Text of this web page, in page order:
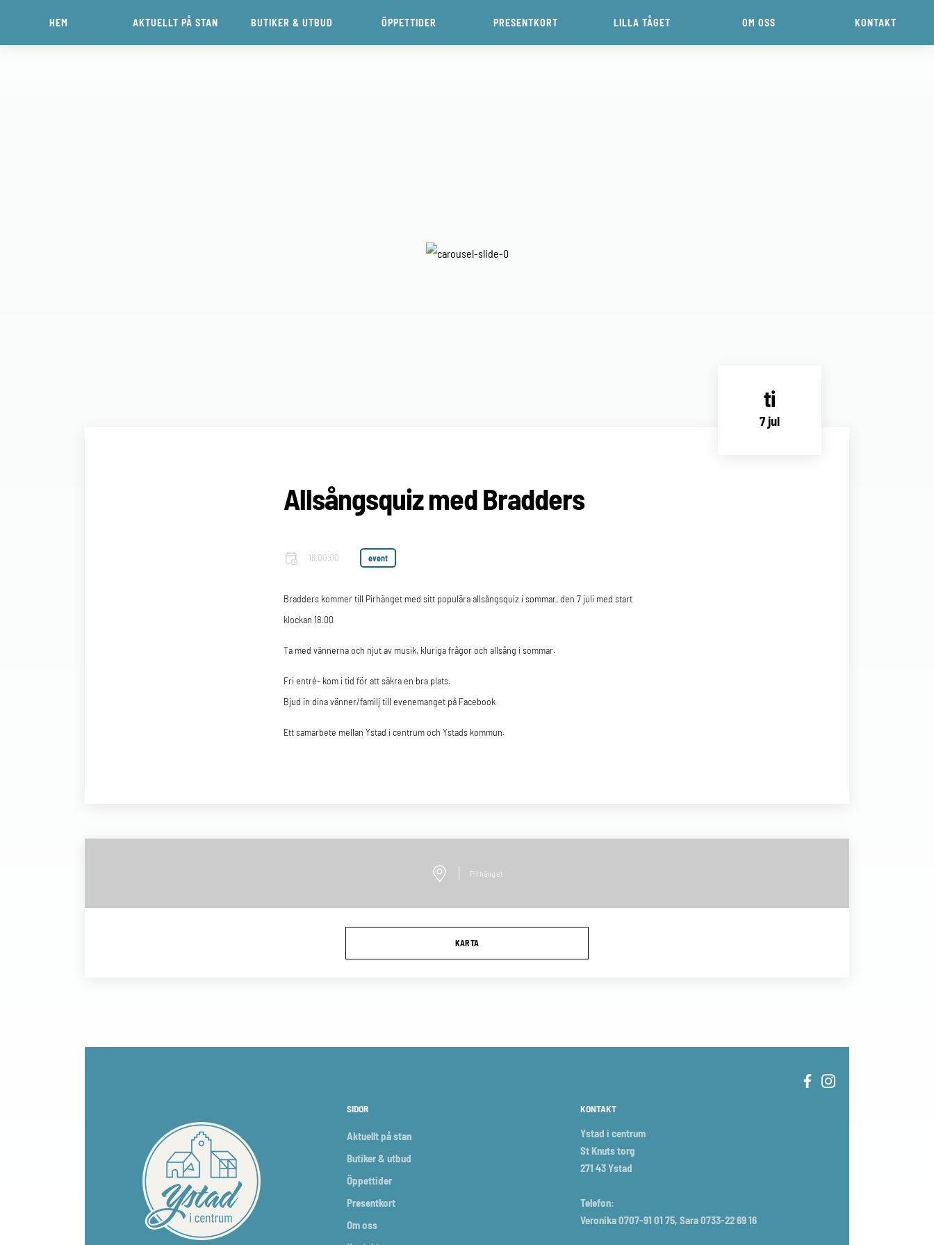
HEM AKTUELLT PÅ STAN BUTIKER & UTBUD ÖPPETTIDER PRESENTKORT LILLA TÅGET OM OSS KONTAKT
ti
7 jul
Allsångsquiz med Bradders
18:00:00 event
Bradders kommer till Pirhänget med sitt populära allsångsquiz i sommar, den 7 juli med start
klockan 18.00
Ta med vännerna och njut av musik, kluriga frågor och allsång i sommar.
Fri entré- kom i tid för att säkra en bra plats.
Bjud in dina vänner/familj till evenemanget på Facebook
Ett samarbete mellan Ystad i centrum och Ystads kommun.
Pirhänget
KARTA
SIDOR
Aktuellt på stan
Butiker & utbud
Öppettider
Presentkort
Om oss
KONTAKT
Ystad i centrum
St Knuts torg
271 43 Ystad
Telefon:
Veronika 0707-91 01 75, Sara 0733-22 69 16